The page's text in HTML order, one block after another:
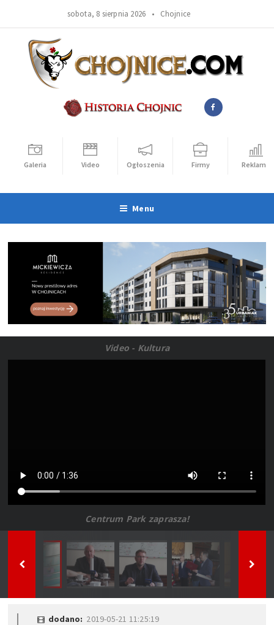
sobota, 8 sierpnia 2026 • Chojnice
Galeria Video Ogłoszenia Firmy Reklama
Menu
Video - Kultura
Centrum Park zaprasza!
dodano: 2019-05-21 11:25:19